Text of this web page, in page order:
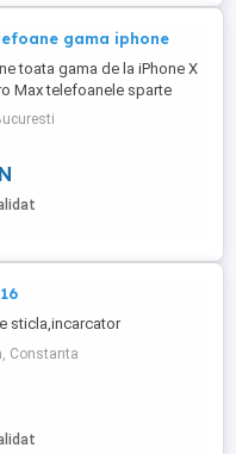
gama iphone
toata gama de la iPhone X
Max telefoanele sparte
! evaluare corectă și
sticla,incarcator
Constanta